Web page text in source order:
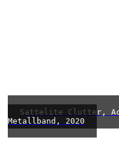
Sattelite Clutter,
Metallband, 2020